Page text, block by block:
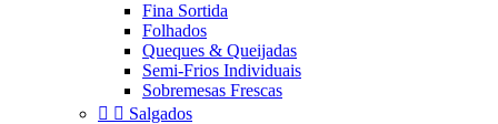
Fina Sortida
Folhados
Queques & Queijadas
Semi-Frios Individuais
Sobremesas Frescas
  Salgados